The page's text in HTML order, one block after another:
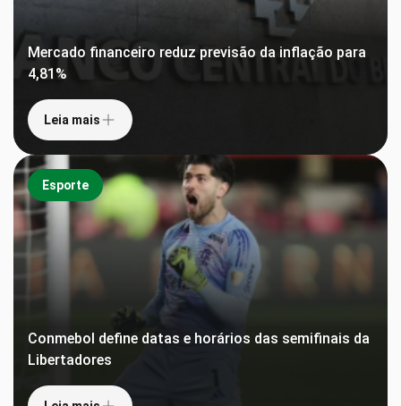
Mercado financeiro reduz previsão da inflação para
4,81%
Leia mais
Esporte
Conmebol define datas e horários das semifinais da
Libertadores